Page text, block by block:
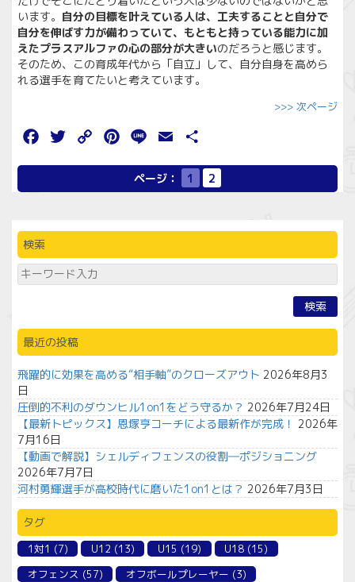
います。 自分の目標を叶えている人は、工夫することと自分で
自分を伸ばす力が備わっていて、もともと持っている能力に加
えたプラスアルファの心の部分が大きいのだろうと感じます。
そのため、この育成年代から「自立」して、自分自身を高めら
れる選手を育てたいと考えています。
>>> 次ページ
FacebookTwitter
Copy
Pinterest
Line Email
ページ： 1 2
検索
検索
最近の投稿
飛躍的に効果を高める“相手軸”のクローズアウト 2026年8月3
日
圧倒的不利のダウンヒル1on1をどう守るか？ 2026年7月24日
【最新トピックス】恩塚亨コーチによる最新作が完成！ 2026年
7月16日
【動画で解説】シェルディフェンスの役割―ポジショニング
2026年7月7日
河村勇輝選手が高校時代に磨いた1on1とは？ 2026年7月3日
タグ
1対1 (7) U12 (13) U15 (19) U18 (15)
オフェンス (57) オフボールプレーヤー (3)